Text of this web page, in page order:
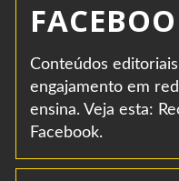
Conteúdos
engajamento em
ensina. Veja esta:
Facebook.